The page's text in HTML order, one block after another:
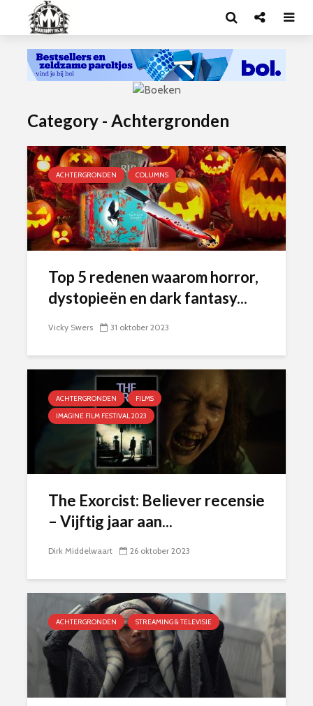
Category - Achtergronden
ACHTERGRONDEN COLUMNS
Top 5 redenen waarom horror,
dystopieën en dark fantasy...
Vicky Swers 31 oktober 2023
ACHTERGRONDEN
FILMS
IMAGINE FILM FESTIVAL 2023
The Exorcist: Believer recensie
– Vijftig jaar aan...
Dirk Middelwaart 26 oktober 2023
ACHTERGRONDEN STREAMING & TELEVISIE